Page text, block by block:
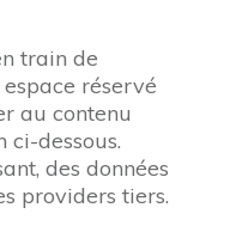
train de
réservé
au contenu
ci-dessous.
des données
providers tiers.